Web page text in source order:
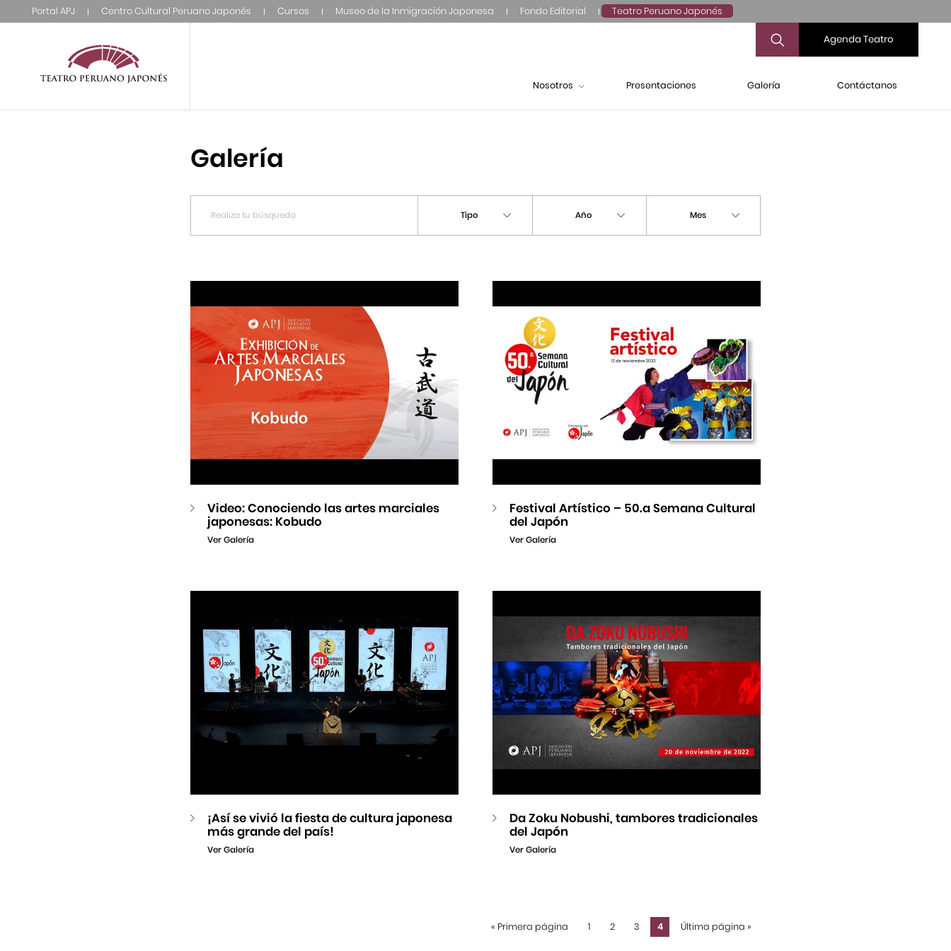
Portal APJ Centro Cultural Peruano Japonés Cursos Museo de la Inmigración Japonesa Fondo Editorial Teatro Peruano Japonés
Agenda Teatro
Nosotros Presentaciones Galería Contáctanos
Galería
Tipo Año Mes
Video: Conociendo las artes marciales
japonesas: Kobudo
Ver Galería
Festival Artístico – 50.a Semana Cultural
del Japón
Ver Galería
¡Así se vivió la fiesta de cultura japonesa
más grande del país!
Ver Galería
Da Zoku Nobushi, tambores tradicionales
del Japón
Ver Galería
« Primera página 1 2 3 4 Última página »